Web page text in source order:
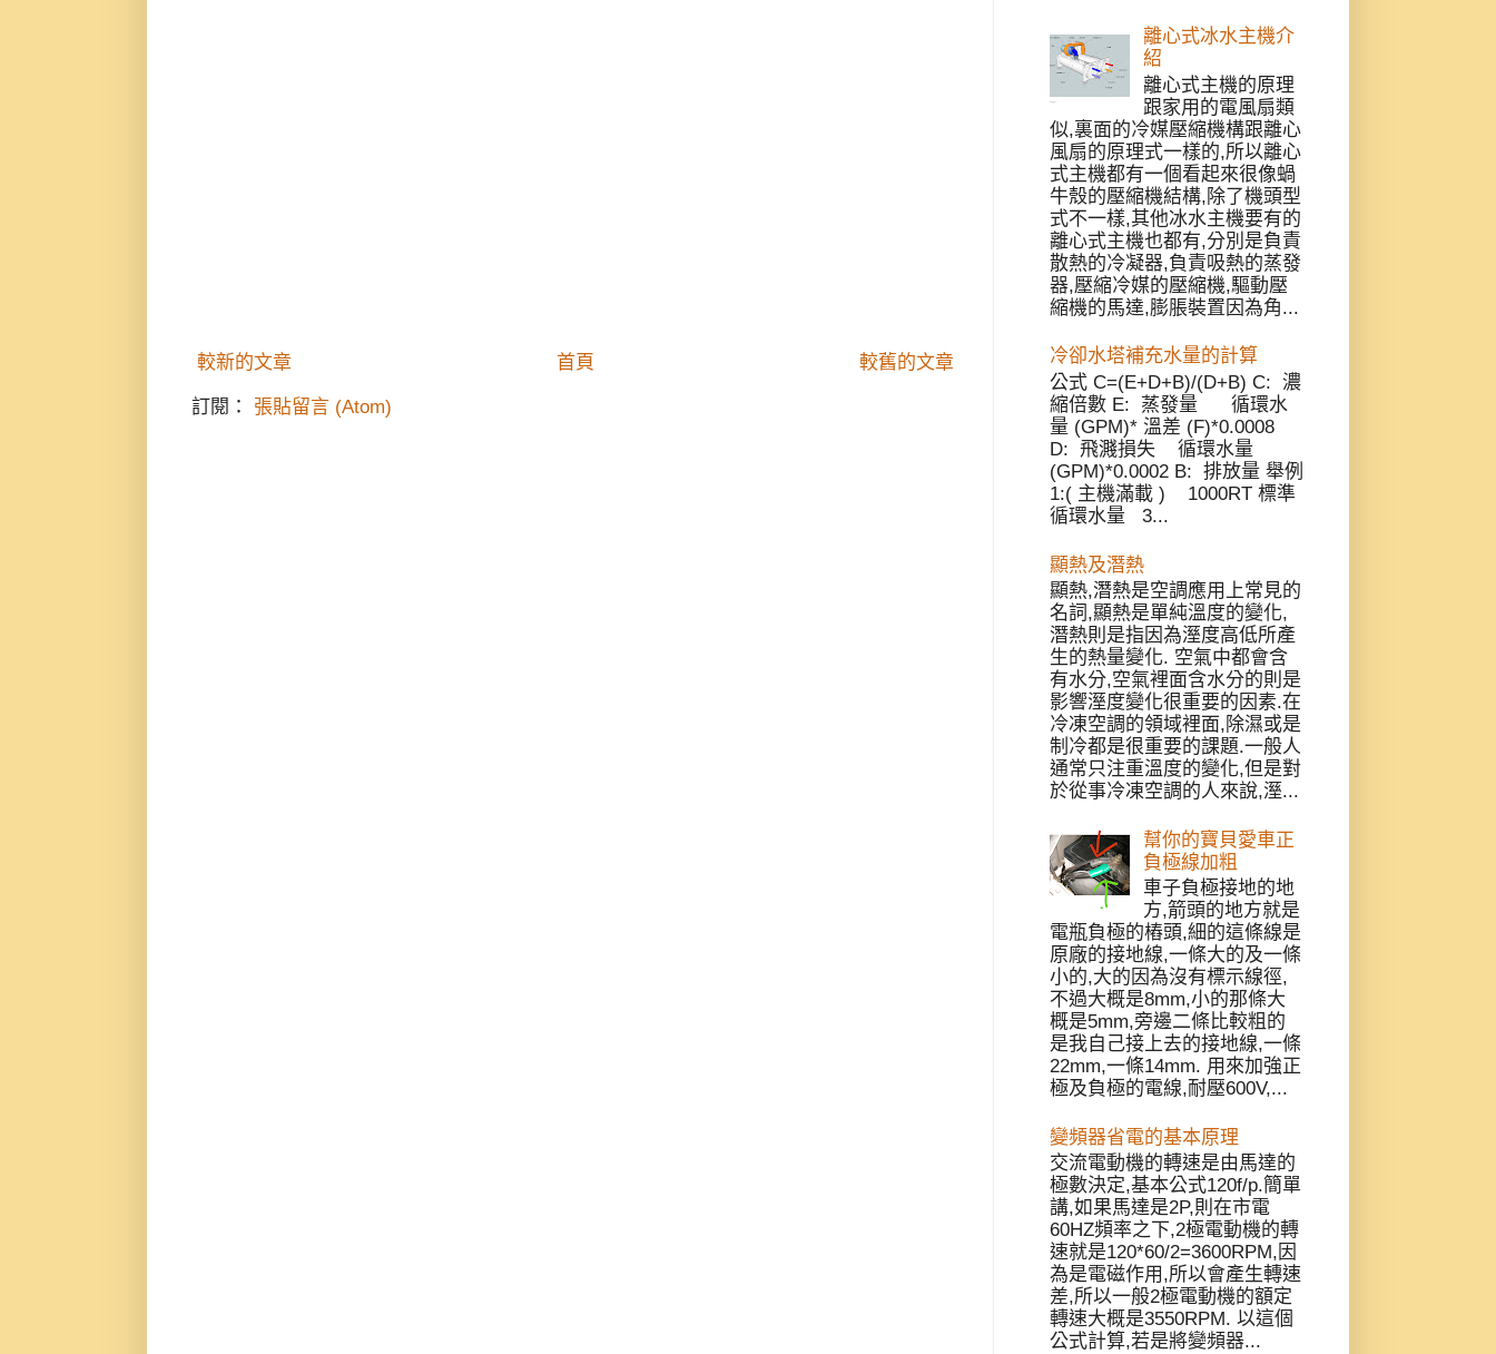
較新的文章 較舊的文章
首頁
訂閱： 張貼留言 (Atom)
離心式冰水主機介
紹
離心式主機的原理
跟家用的電風扇類
似,裏面的冷媒壓縮機構跟離心
風扇的原理式一樣的,所以離心
式主機都有一個看起來很像蝸
牛殼的壓縮機結構,除了機頭型
式不一樣,其他冰水主機要有的
離心式主機也都有,分別是負責
散熱的冷凝器,負責吸熱的蒸發
器,壓縮冷媒的壓縮機,驅動壓
縮機的馬達,膨脹裝置因為角...
冷卻水塔補充水量的計算
公式 C=(E+D+B)/(D+B) C: 濃
縮倍數 E: 蒸發量 循環水
量 (GPM)* 溫差 (F)*0.0008
D: 飛濺損失 循環水量
(GPM)*0.0002 B: 排放量 舉例
1:( 主機滿載 ) 1000RT 標準
循環水量 3...
顯熱及潛熱
顯熱,潛熱是空調應用上常見的
名詞,顯熱是單純溫度的變化,
潛熱則是指因為溼度高低所產
生的熱量變化. 空氣中都會含
有水分,空氣裡面含水分的則是
影響溼度變化很重要的因素.在
冷凍空調的領域裡面,除濕或是
制冷都是很重要的課題.一般人
通常只注重溫度的變化,但是對
於從事冷凍空調的人來說,溼...
幫你的寶貝愛車正
負極線加粗
車子負極接地的地
方,箭頭的地方就是
電瓶負極的樁頭,細的這條線是
原廠的接地線,一條大的及一條
小的,大的因為沒有標示線徑,
不過大概是8mm,小的那條大
概是5mm,旁邊二條比較粗的
是我自己接上去的接地線,一條
22mm,一條14mm. 用來加強正
極及負極的電線,耐壓600V,...
變頻器省電的基本原理
交流電動機的轉速是由馬達的
極數決定,基本公式120f/p.簡單
講,如果馬達是2P,則在市電
60HZ頻率之下,2極電動機的轉
速就是120*60/2=3600RPM,因
為是電磁作用,所以會產生轉速
差,所以一般2極電動機的額定
轉速大概是3550RPM. 以這個
公式計算,若是將變頻器...